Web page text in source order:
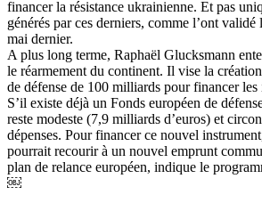
financer la résistance ukrainienne. Et pas
générés par ces derniers, comme l’ont validé
mai dernier.
A plus long terme, Raphaël Glucksmann
le réarmement du continent. Il vise la
de défense de 100 milliards pour financer les
S’il existe déjà un Fonds européen de
reste modeste (7,9 milliards d’euros) et
dépenses. Pour financer ce nouvel
pourrait recourir à un nouvel emprunt
plan de relance européen, indique le
￼